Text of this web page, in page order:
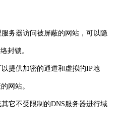
务器访问被屏蔽的网站，可以隐
封锁。
提供加密的通道和虚拟的IP地
网站。
不受限制的DNS服务器进行域